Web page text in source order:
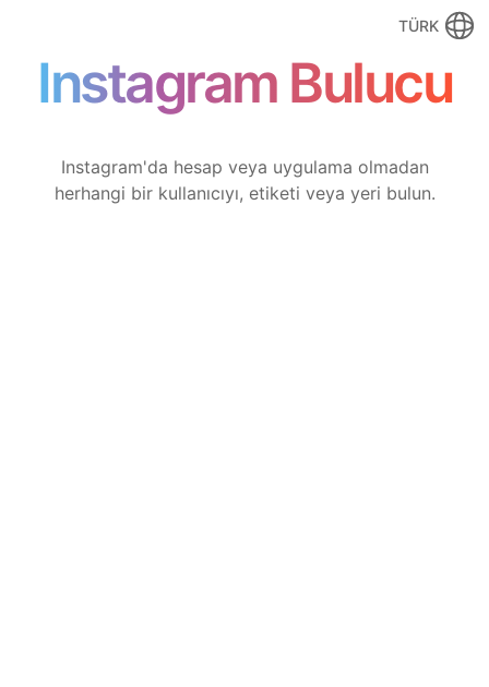
TÜRK
Instagram Bulucu
Instagram'da hesap veya uygulama olmadan
herhangi bir kullanıcıyı, etiketi veya yeri bulun.